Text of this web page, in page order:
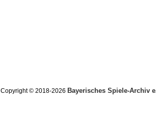
Copyright © 2018-2026 Bayerisches Spiele-Archiv